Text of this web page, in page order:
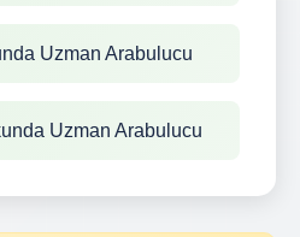
Uzman Arabulucu
Uzman Arabulucu